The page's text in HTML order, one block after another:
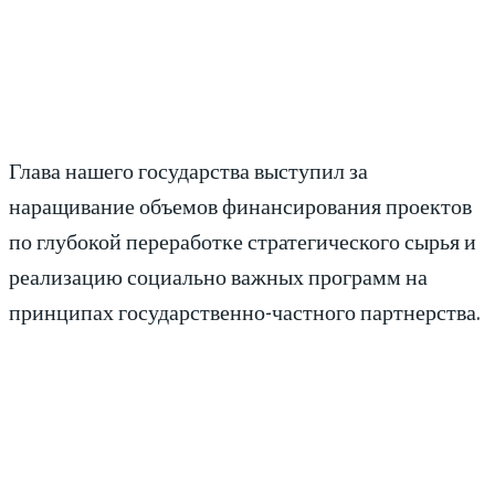
Глава нашего государства выступил за
наращивание объемов финансирования проектов
по глубокой переработке стратегического сырья и
реализацию социально важных программ на
принципах государственно-частного партнерства.